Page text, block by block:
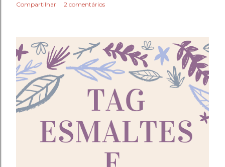
Compartilhar 2 comentários